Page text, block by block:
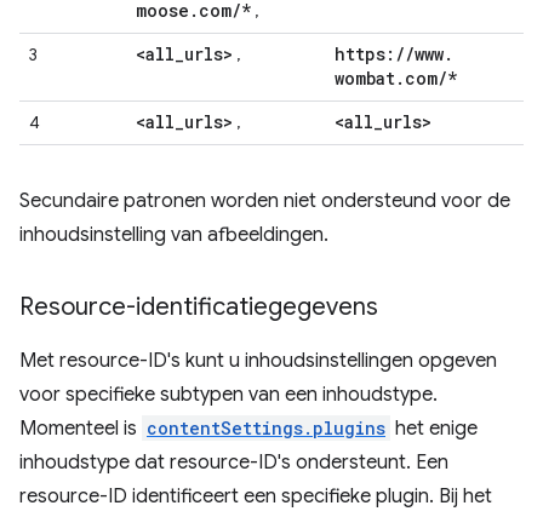
moose . com/* ,
3 <all_urls> , https: //www.
wombat. com/*
4 <all_urls> , <all_urls>
Secundaire patronen worden niet ondersteund voor de
inhoudsinstelling van afbeeldingen.
Resource-identificatiegegevens
Met resource-ID's kunt u inhoudsinstellingen opgeven
voor specifieke subtypen van een inhoudstype.
Momenteel is contentSettings.plugins het enige
inhoudstype dat resource-ID's ondersteunt. Een
resource-ID identificeert een specifieke plugin. Bij het